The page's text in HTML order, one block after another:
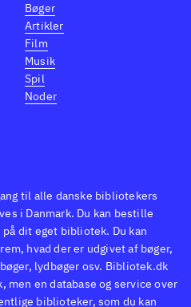
til alle danske bibliotekers
i Danmark. Du kan bestille
dit eget bibliotek. Du kan
hvad der er udgivet af bøger,
lydbøger osv. Bibliotek.dk
en database og service over
biblioteker, som du kan
Bøger
Artikler
Film
Musik
Spil
Noder